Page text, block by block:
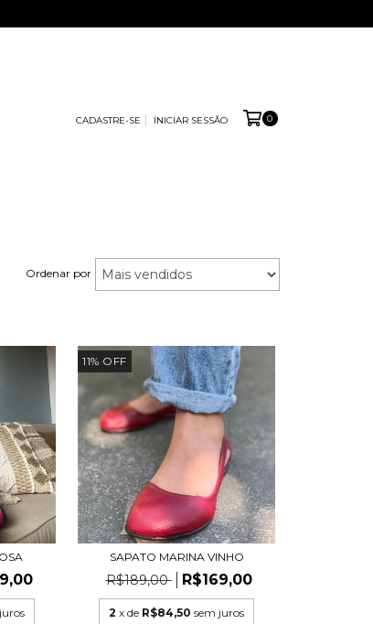
CADASTRE-SE INICIAR SESSÃO 0
Ordenar por
11% OFF
SAPATO MARINA VINHO
R$189,00 R$169,00
2 x de R$84,50 sem juros